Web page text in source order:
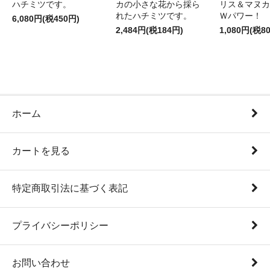
ハチミツです。
6,080円(税450円)
カの小さな花から採ら
れたハチミツです。
2,484円(税184円)
リス＆マヌ
Ｗパワー！
1,080円(税
ホーム
カートを見る
特定商取引法に基づく表記
プライバシーポリシー
お問い合わせ